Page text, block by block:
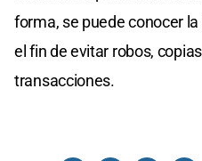
forma, se puede conocer
el fin de evitar robos,
transacciones.